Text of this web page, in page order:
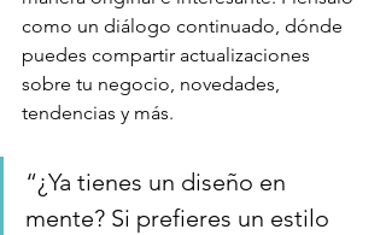
como un diálogo continuado, dónde
puedes compartir actualizaciones
sobre tu negocio, novedades,
tendencias y más.
“¿Ya tienes un diseño en
mente? Si prefieres un estilo